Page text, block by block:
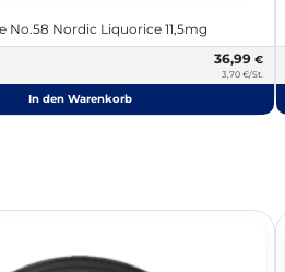
No.58 Nordic Liquorice 11,5mg
36,99 €
3,70 €/St.
In den Warenkorb